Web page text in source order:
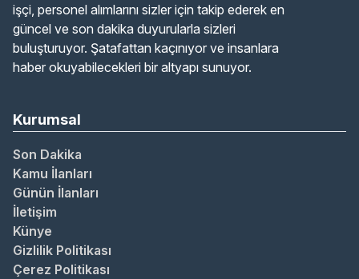
işçi, personel alımlarını sizler için takip ederek en
güncel ve son dakika duyurularla sizleri
buluşturuyor. Şatafattan kaçınıyor ve insanlara
haber okuyabilecekleri bir altyapı sunuyor.
Kurumsal
Son Dakika
Kamu İlanları
Günün İlanları
İletişim
Künye
Gizlilik Politikası
Çerez Politikası